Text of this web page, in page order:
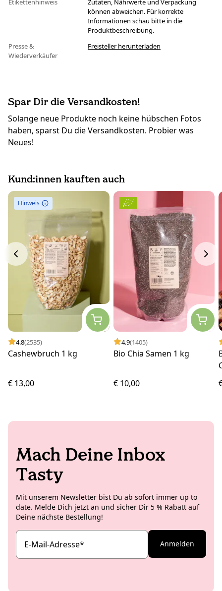
Etikettenhinweis
Zutaten, Nährwerte und Verpackung
können abweichen. Für korrekte
Informationen schau bitte in die
Produktbeschreibung.
Presse &
Wiederverkäufer
Freisteller herunterladen
Spar Dir die Versandkosten!
Solange neue Produkte noch keine hübschen Fotos
haben, sparst Du die Versandkosten. Probier was
Neues!
Kund:innen kauften auch
Hinweis
4.8(2535)
Cashewbruch 1 kg
€ 13,00
4.9(1405)
Bio Chia Samen 1 kg
€ 10,00
Mach Deine Inbox
Tasty
Mit unserem Newsletter bist Du ab sofort immer up to
date. Melde Dich jetzt an und sicher Dir 5 % Rabatt auf
Deine nächste Bestellung!
E-Mail-Adresse* Anmelden